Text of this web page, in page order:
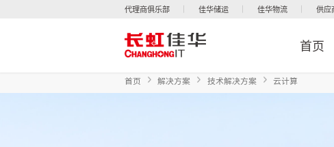
代理商俱乐部 佳华储运 佳华物流 供应
首页
首页 解决方案 技术解决方案 云计算